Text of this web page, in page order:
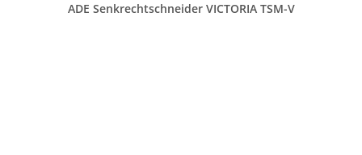
ADE Senkrechtschneider VICTORIA TSM-V